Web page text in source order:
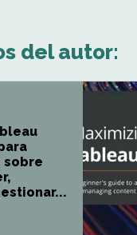
del autor:
sobre